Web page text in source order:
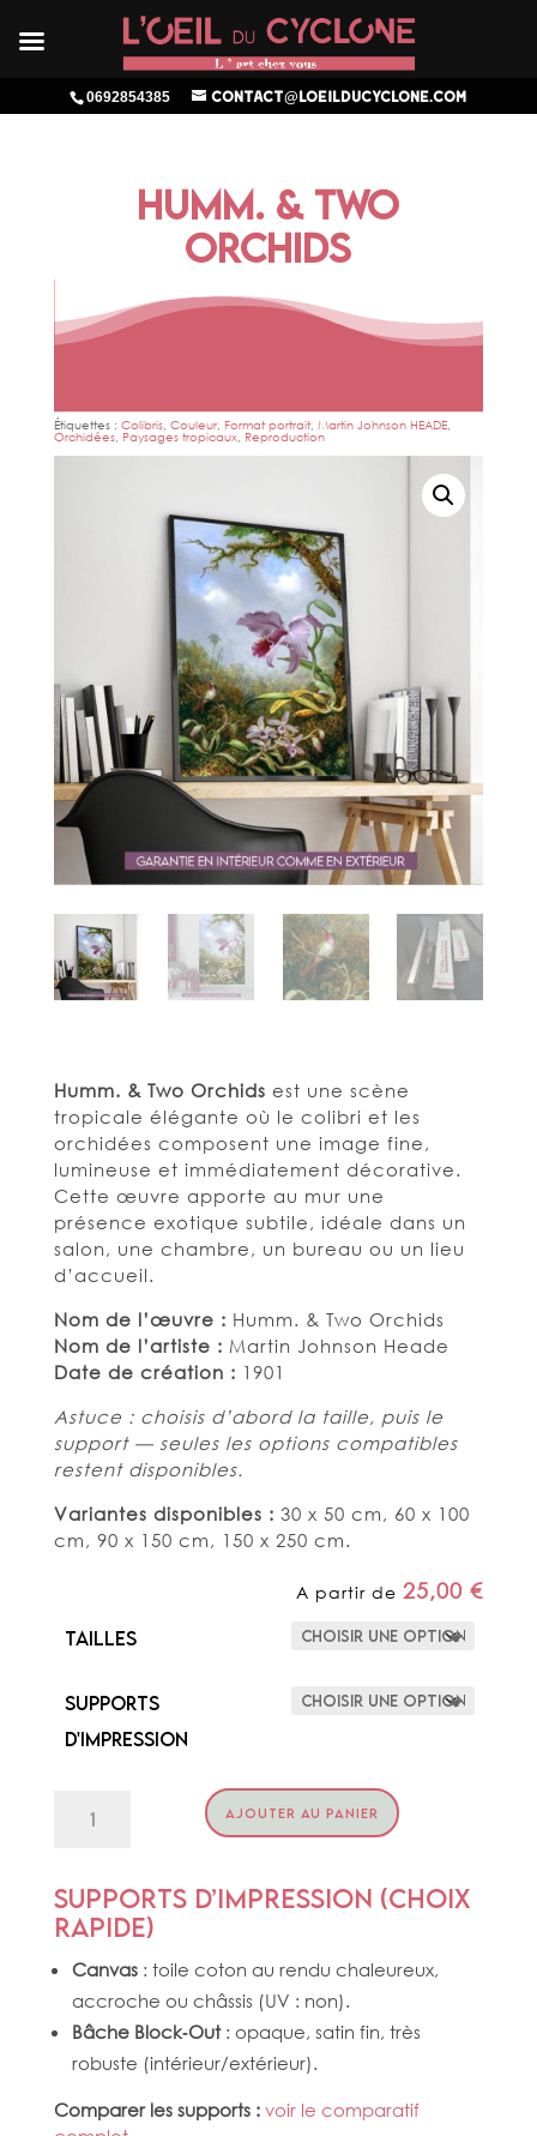
0692854385 contact@loeilducyclone.com
HUMM. & TWO
ORCHIDS
Étiquettes : Colibris, Couleur, Format portrait, Martin Johnson HEADE,
Orchidées, Paysages tropicaux, Reproduction
Humm. & Two Orchids est une scène
tropicale élégante où le colibri et les
orchidées composent une image fine,
lumineuse et immédiatement décorative.
Cette œuvre apporte au mur une
présence exotique subtile, idéale dans un
salon, une chambre, un bureau ou un lieu
d’accueil.
Nom de l’œuvre : Humm. & Two Orchids
Nom de l’artiste : Martin Johnson Heade
Date de création : 1901
Astuce : choisis d’abord la taille, puis le
support — seules les options compatibles
restent disponibles.
Variantes disponibles : 30 x 50 cm, 60 x 100
cm, 90 x 150 cm, 150 x 250 cm.
A partir de25,00€
Tailles
Supports
d'impression
TWO
ORCHIDS
AJOUTER AU PANIER
Supports d’impression (choix
rapide)
Canvas: toile coton au rendu chaleureux,
accroche ou châssis (UV : non).
Bâche Block‑Out: opaque, satin fin, très
robuste (intérieur/extérieur).
Comparer les supports : voir le comparatif